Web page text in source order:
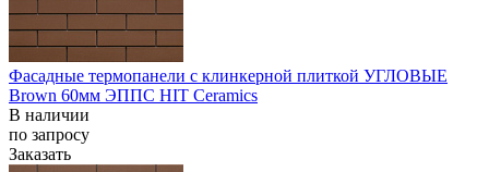
Фасадные термопанели с клинкерной плиткой УГЛОВЫЕ
Brown 60мм ЭППС HIT Ceramics
В наличии
по запросу
Заказать